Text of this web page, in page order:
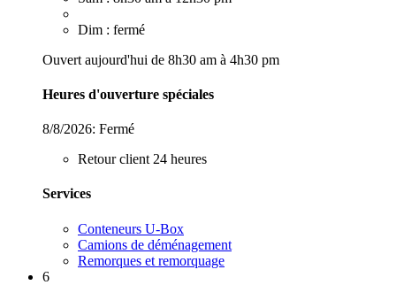
Dim : fermé
Ouvert aujourd'hui de 8h30 am à 4h30 pm
Heures d'ouverture spéciales
8/8/2026: Fermé
Retour client 24 heures
Services
Conteneurs U-Box
Camions de déménagement
Remorques et remorquage
6